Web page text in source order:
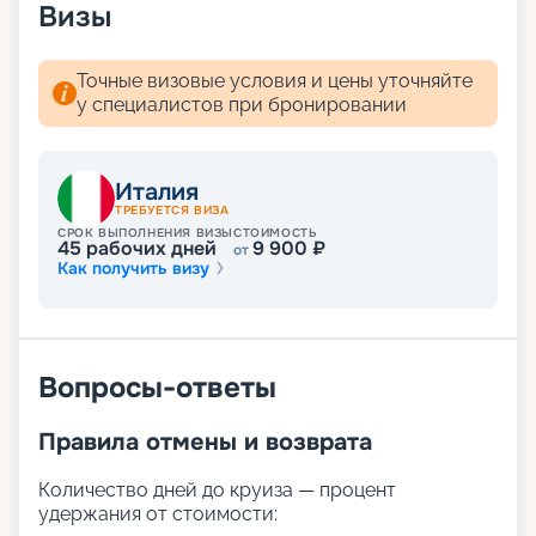
Визы
Точные визовые условия и цены уточняйте
у специалистов при бронировании
Италия
ТРЕБУЕТСЯ ВИЗА
СРОК ВЫПОЛНЕНИЯ ВИЗЫ
45 рабочих дней
СТОИМОСТЬ
от9 900 ₽
Как получить визу
Вопросы-ответы
Правила отмены и возврата
Количество дней до круиза — процент
удержания от стоимости: